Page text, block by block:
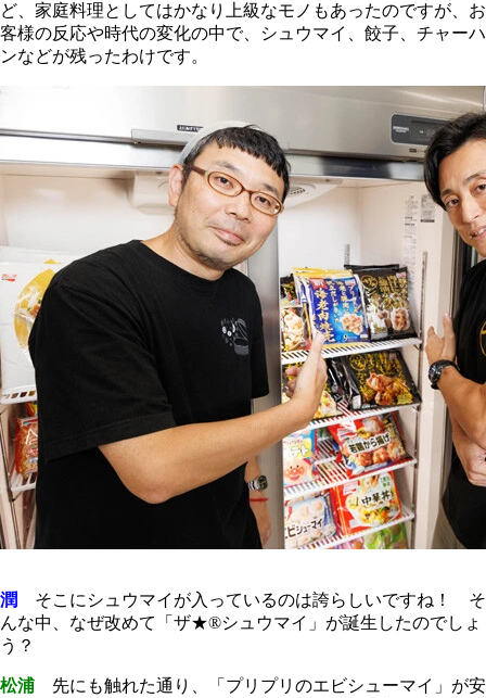
ど、家庭料理としてはかなり上級なモノもあったのですが、お
客様の反応や時代の変化の中で、シュウマイ、餃子、チャーハ
ンなどが残ったわけです。
潤 そこにシュウマイが入っているのは誇らしいですね！ そ
んな中、なぜ改めて「ザ★®シュウマイ」が誕生したのでしょ
う？
松浦 先にも触れた通り、「プリプリのエビシューマイ」が安